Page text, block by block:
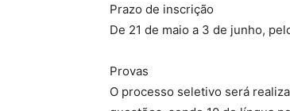
Prazo de inscrição
De 21 de maio a 3 de junho,
Provas
O processo seletivo será